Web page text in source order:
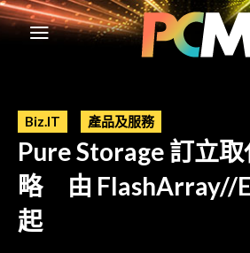
Biz.IT 產品及服務
Pure Storage 訂立
略 由 FlashArray//E
起